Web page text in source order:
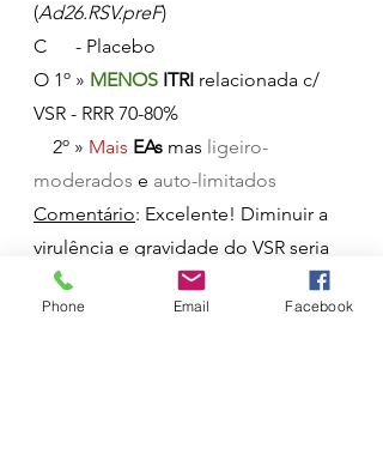
(Ad26.RSV.preF)
C      - Placebo
O 1º » MENOS ITRI relacionada c/
VSR - RRR 70-80%
    2º »
Mais EAs mas ligeiro-
moderados e auto-limitados
Comentário: Excelente! Diminuir a
virulência e gravidade do VSR seria
uma excelente notícia. Por
enquanto temos 2 ensaios da
Phone Email Facebook